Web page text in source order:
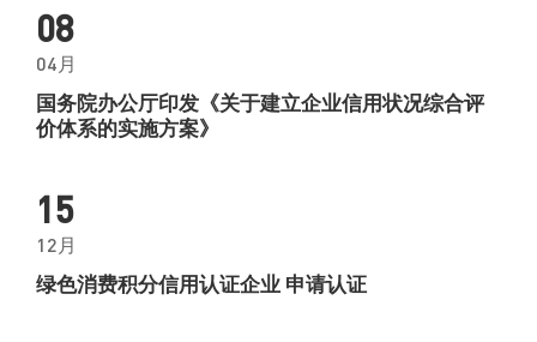
08
04月
国务院办公厅印发《关于建立企业信用状况综合评
价体系的实施方案》
15
12月
绿色消费积分信用认证企业 申请认证